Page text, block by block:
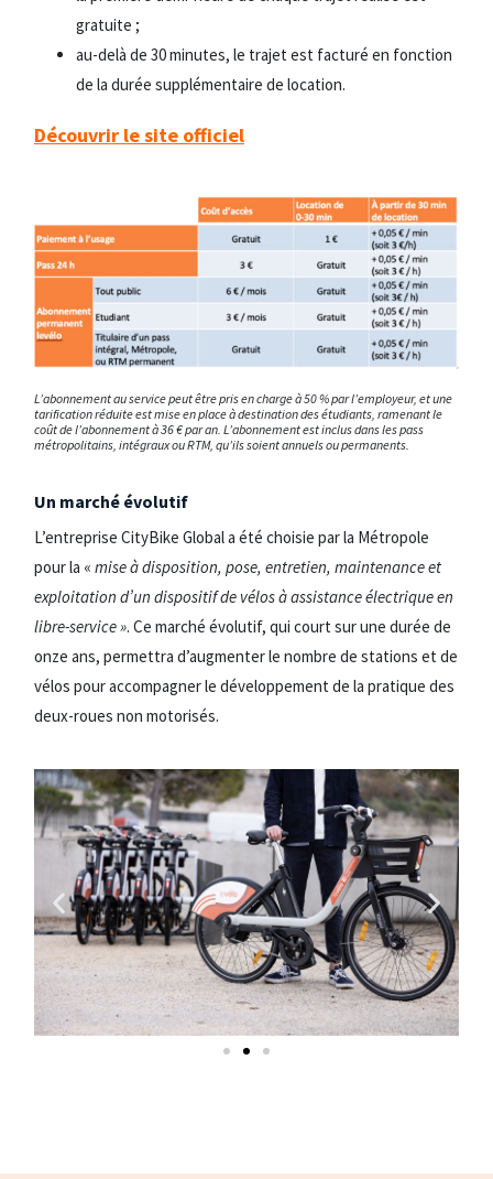
gratuite ;
au-delà de 30 minutes, le trajet est facturé en fonction
de la durée supplémentaire de location.
Découvrir le site officiel
L’abonnement au service peut être pris en charge à 50 % par l’employeur, et une
tarification réduite est mise en place à destination des étudiants, ramenant le
coût de l’abonnement à 36 € par an. L’abonnement est inclus dans les pass
métropolitains, intégraux ou RTM, qu’ils soient annuels ou permanents.
Un marché évolutif
L’entreprise CityBike Global a été choisie par la Métropole
pour la « mise à disposition, pose, entretien, maintenance et
exploitation d’un dispositif de vélos à assistance électrique en
libre-service ». Ce marché évolutif, qui court sur une durée de
onze ans, permettra d’augmenter le nombre de stations et de
vélos pour accompagner le développement de la pratique des
deux-roues non motorisés.